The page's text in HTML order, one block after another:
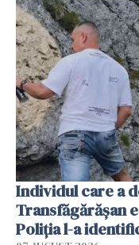
Individul care a
Transfăgărășan
Poliția l-a